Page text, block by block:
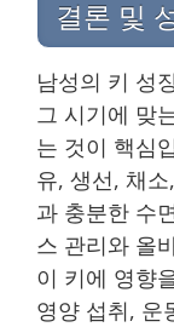
결론 및
남성의 키 성
그 시기에 맞
는 것이 핵심
유, 생선, 채
과 충분한 수
스 관리와 올
이 키에 영향
영양 섭취, 운